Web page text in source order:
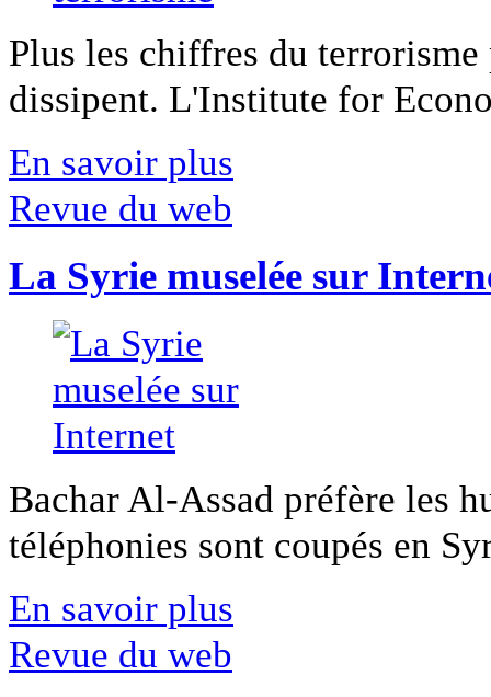
Plus les chiffres du
dissipent. L'Institute for
En savoir plus
Revue du web
La Syrie muselée sur
Bachar Al-Assad préfère les
téléphonies sont coupés en
En savoir plus
Revue du web